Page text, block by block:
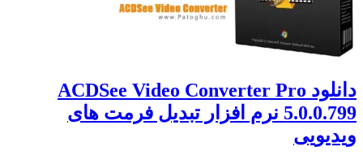
دانلود ACDSee Video Converter Pro
5.0.0.799 نرم افزار تبدیل فرمت های